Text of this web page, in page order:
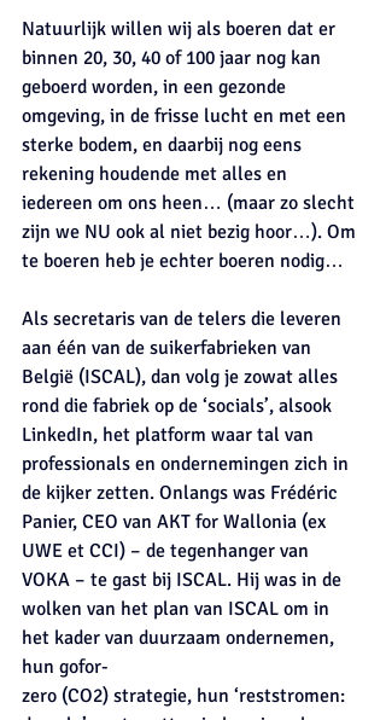
Natuurlijk willen wij als boeren dat er
binnen 20, 30, 40 of 100 jaar nog kan
geboerd worden, in een gezonde
omgeving, in de frisse lucht en met een
sterke bodem, en daarbij nog eens
rekening houdende met alles en
iedereen om ons heen… (maar zo slecht
zijn we NU ook al niet bezig hoor…). Om
te boeren heb je echter boeren nodig…
Als secretaris van de telers die leveren
aan één van de suikerfabrieken van
België (ISCAL), dan volg je zowat alles
rond die fabriek op de ‘socials’, alsook
LinkedIn, het platform waar tal van
professionals en ondernemingen zich in
de kijker zetten. Onlangs was Frédéric
Panier, CEO van AKT for Wallonia (ex
UWE et CCI) – de tegenhanger van
VOKA – te gast bij ISCAL. Hij was in de
wolken van het plan van ISCAL om in
het kader van duurzaam ondernemen,
hun gofor-
zero (CO2) strategie, hun ‘reststromen: